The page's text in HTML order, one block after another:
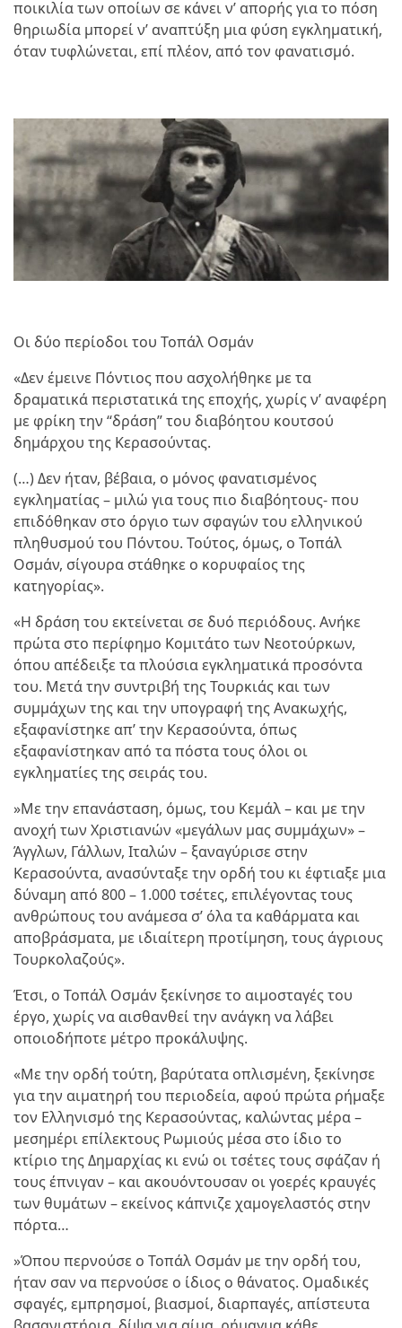
ποικιλία των οποίων σε κάνει ν’ απορής για το πόση
θηριωδία μπορεί ν’ αναπτύξη μια φύση εγκληματική,
όταν τυφλώνεται, επί πλέον, από τον φανατισμό.
Οι δύο περίοδοι του Τοπάλ Οσμάν
«Δεν έμεινε Πόντιος που ασχολήθηκε με τα
δραματικά περιστατικά της εποχής, χωρίς ν’ αναφέρη
με φρίκη την “δράση” του διαβόητου κουτσού
δημάρχου της Κερασούντας.
(…) Δεν ήταν, βέβαια, ο μόνος φανατισμένος
εγκληματίας – μιλώ για τους πιο διαβόητους- που
επιδόθηκαν στο όργιο των σφαγών του ελληνικού
πληθυσμού του Πόντου. Τούτος, όμως, ο Τοπάλ
Οσμάν, σίγουρα στάθηκε ο κορυφαίος της
κατηγορίας».
«Η δράση του εκτείνεται σε δυό περιόδους. Ανήκε
πρώτα στο περίφημο Κομιτάτο των Νεοτούρκων,
όπου απέδειξε τα πλούσια εγκληματικά προσόντα
του. Μετά την συντριβή της Τουρκιάς και των
συμμάχων της και την υπογραφή της Ανακωχής,
εξαφανίστηκε απ’ την Κερασούντα, όπως
εξαφανίστηκαν από τα πόστα τους όλοι οι
εγκληματίες της σειράς του.
»Με την επανάσταση, όμως, του Κεμάλ – και με την
ανοχή των Χριστιανών «μεγάλων μας συμμάχων» –
Άγγλων, Γάλλων, Ιταλών – ξαναγύρισε στην
Κερασούντα, ανασύνταξε την ορδή του κι έφτιαξε μια
δύναμη από 800 – 1.000 τσέτες, επιλέγοντας τους
ανθρώπους του ανάμεσα σ’ όλα τα καθάρματα και
αποβράσματα, με ιδιαίτερη προτίμηση, τους άγριους
Τουρκολαζούς».
Έτσι, ο Τοπάλ Οσμάν ξεκίνησε το αιμοσταγές του
έργο, χωρίς να αισθανθεί την ανάγκη να λάβει
οποιοδήποτε μέτρο προκάλυψης.
«Με την ορδή τούτη, βαρύτατα οπλισμένη, ξεκίνησε
για την αιματηρή του περιοδεία, αφού πρώτα ρήμαξε
τον Ελληνισμό της Κερασούντας, καλώντας μέρα –
μεσημέρι επίλεκτους Ρωμιούς μέσα στο ίδιο το
κτίριο της Δημαρχίας κι ενώ οι τσέτες τους σφάζαν ή
τους έπνιγαν – και ακουόντουσαν οι γοερές κραυγές
των θυμάτων – εκείνος κάπνιζε χαμογελαστός στην
πόρτα…
»Όπου περνούσε ο Τοπάλ Οσμάν με την ορδή του,
ήταν σαν να περνούσε ο ίδιος ο θάνατος. Ομαδικές
σφαγές, εμπρησμοί, βιασμοί, διαρπαγές, απίστευτα